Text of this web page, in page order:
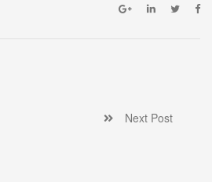
Next Post